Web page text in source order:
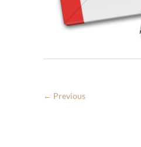
← Previous